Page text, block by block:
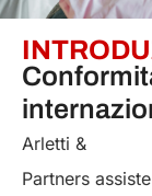
Arletti &
Partners